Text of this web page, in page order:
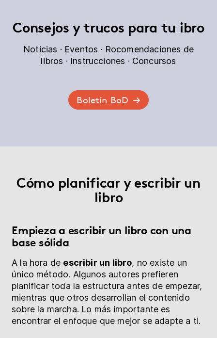
Consejos y trucos para tu ibro
Noticias · Eventos · Rocomendaciones de
libros · Instrucciones · Concursos
Boletín BoD
Cómo planificar y escribir un
libro
Empieza a escribir un libro con una
base sólida
A la hora de escribir un libro, no existe un
único método. Algunos autores prefieren
planificar toda la estructura antes de empezar,
mientras que otros desarrollan el contenido
sobre la marcha. Lo más importante es
encontrar el enfoque que mejor se adapte a ti.